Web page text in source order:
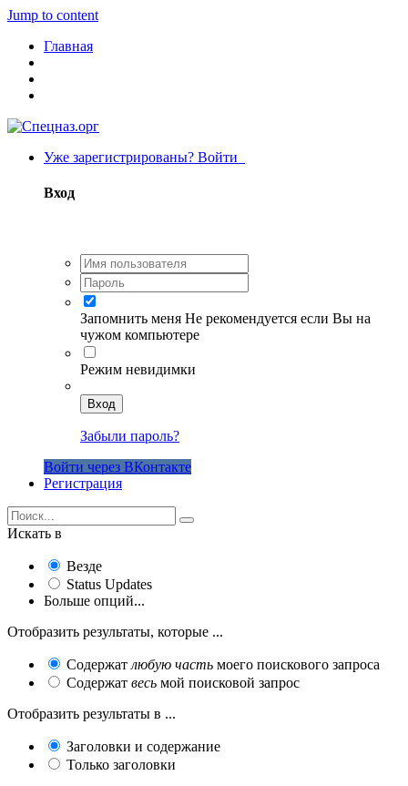
Jump to content
Главная
Уже зарегистрированы? Войти
Вход
Запомнить меня Не рекомендуется если Вы на
чужом компьютере
Режим невидимки
Вход
Забыли пароль?
Войти через ВКонтакте
Регистрация
Искать в
Везде
Status Updates
Больше опций...
Отобразить результаты, которые ...
Содержат любую часть моего поискового запроса
Содержат весь мой поисковой запрос
Отобразить результаты в ...
Заголовки и содержание
Только заголовки